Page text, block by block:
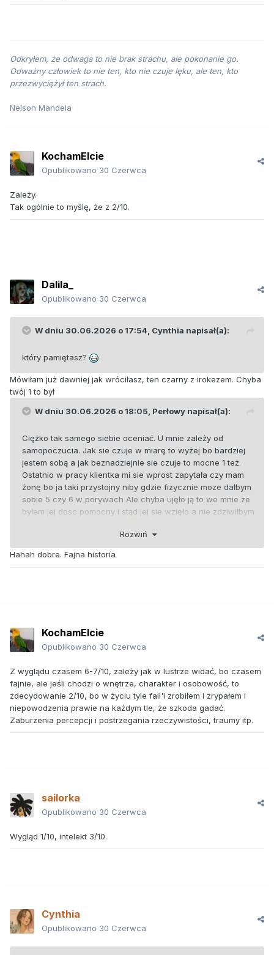
Odkryłem, że odwaga to nie brak strachu, ale pokonanie go.
Odważny człowiek to nie ten, kto nie czuje lęku, ale ten, kto
przezwyciężył ten strach.
Nelson Mandela
KochamElcie
Opublikowano 30 Czerwca
Zależy.
Tak ogólnie to myślę, że z 2/10.
Dalila_
Opublikowano 30 Czerwca
W dniu 30.06.2026 o 17:54, Cynthia napisał(a):
który pamiętasz?
Mówiłam już dawniej jak wróciłasz, ten czarny z irokezem. Chyba
twój 1 to był
W dniu 30.06.2026 o 18:05, Perłowy napisał(a):
Ciężko tak samego siebie oceniać. U mnie zależy od
samopoczucia. Jak sie czuje w miarę to wyżej bo bardziej
jestem sobą a jak beznadziejnie sie czuje to mocne 1 też.
Ostatnio w pracy klientka mi sie wprost zapytała czy mam
żonę bo ja taki przystojny niby gdzie fizycznie moze dałbym
sobie 5 czy 6 w porywach Ale chyba ujęło ją to we mnie ze
byłem jej dosc pomocny i stąd jej sie wzięło a nie zdziwiłbym
Rozwiń
Hahah dobre. Fajna historia
KochamElcie
Opublikowano 30 Czerwca
Z wyglądu czasem 6-7/10, zależy jak w lustrze widać, bo czasem
fajnie, ale jeśli chodzi o wnętrze, charakter i osobowość, to
zdecydowanie 2/10, bo w życiu tyle fail'i zrobiłem i zrypałem i
niepowodzenia prawie na każdym tle, że szkoda gadać.
Zaburzenia percepcji i postrzegania rzeczywistości, traumy itp.
sailorka
Opublikowano 30 Czerwca
Wygląd 1/10, intelekt 3/10.
Cynthia
Opublikowano 30 Czerwca